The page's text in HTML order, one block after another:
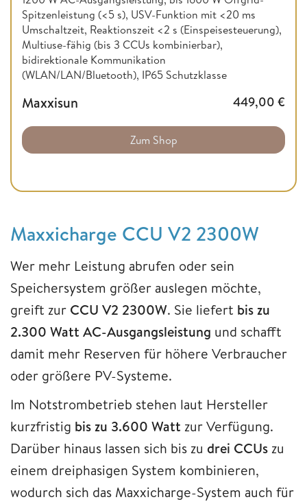
Spitzenleistung (<5 s), USV-Funktion mit <20 ms
Umschaltzeit, Reaktionszeit <2 s (Einspeisesteuerung),
Multiuse-fähig (bis 3 CCUs kombinierbar),
bidirektionale Kommunikation
(WLAN/LAN/Bluetooth), IP65 Schutzklasse
Maxxisun 449,00 €
Zum Shop
Maxxicharge CCU V2 2300W
Wer mehr Leistung abrufen oder sein
Speichersystem größer auslegen möchte,
greift zur CCU V2 2300W. Sie liefert bis zu
2.300 Watt AC-Ausgangsleistung und schafft
damit mehr Reserven für höhere Verbraucher
oder größere PV-Systeme.
Im Notstrombetrieb stehen laut Hersteller
kurzfristig bis zu 3.600 Watt zur Verfügung.
Darüber hinaus lassen sich bis zu drei CCUszu
einem dreiphasigen System kombinieren,
wodurch sich das Maxxicharge-System auch für